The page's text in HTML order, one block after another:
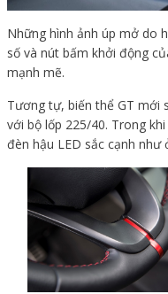
Những hình ảnh úp mở do
số và nút bấm khởi động
mạnh mẽ.
Tương tự, biến thể GT mới
với bộ lốp 225/40. Trong
đèn hậu LED sắc cạnh như